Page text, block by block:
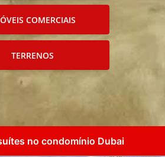
COMERCIAIS
TERRENOS
no condomínio Dubai